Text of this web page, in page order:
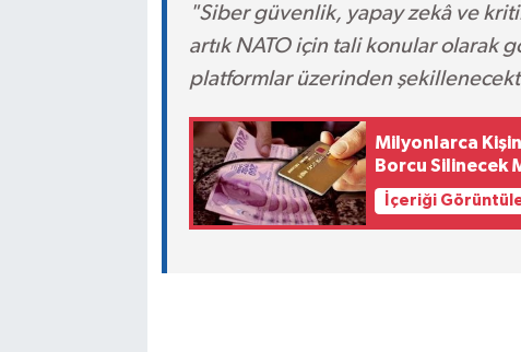
"Siber güvenlik, yapay zekâ ve
artık NATO için tali konular olarak
platformlar üzerinden
Milyonlarca
Borcu Silinecek
İçeriği